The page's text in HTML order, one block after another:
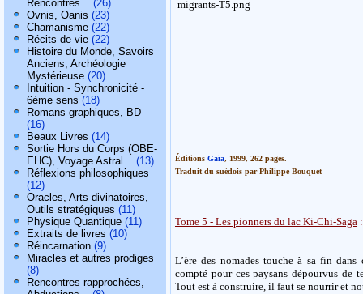
Rencontres... (26)
Ovnis, Oanis (23)
Chamanisme (22)
Récits de vie (22)
Histoire du Monde, Savoirs
Anciens, Archéologie
Mystérieuse (20)
Intuition - Synchronicité -
6ème sens (18)
Romans graphiques, BD
(16)
Beaux Livres (14)
Sortie Hors du Corps (OBE-
EHC), Voyage Astral... (13)
Réflexions philosophiques
(12)
Oracles, Arts divinatoires,
Outils stratégiques (11)
Physique Quantique (11)
Extraits de livres (10)
Réincarnation (9)
Miracles et autres prodiges
(8)
Rencontres rapprochées,
Éditions Gaïa, 1999, 262 pages.
Traduit du suédois par Philippe Bouquet
Tome 5 - Les pionners du lac Ki-Chi-Saga :
L’ère des nomades touche à sa fin
compté pour ces paysans dépourvus de
Tout est à construire, il faut se nourrir et